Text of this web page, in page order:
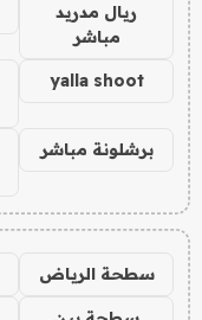
ريال مدريد
مباشر
yalla shoot
برشلونة مباشر
سطحة الرياض